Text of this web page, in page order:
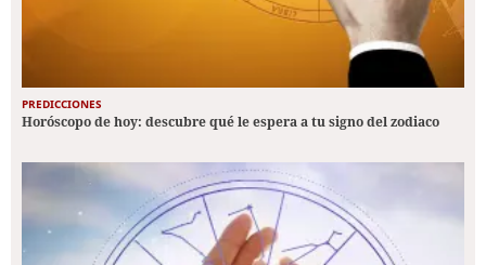
PREDICCIONES
Horóscopo de hoy: descubre qué le espera a tu signo del zodiaco